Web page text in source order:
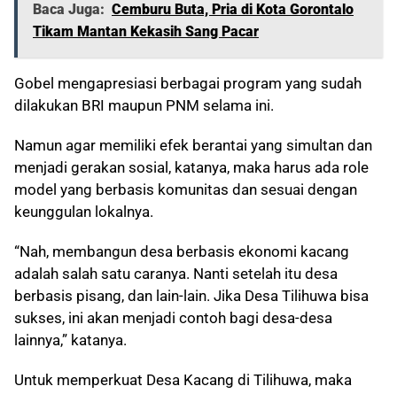
Baca Juga: Cemburu Buta, Pria di Kota Gorontalo
Tikam Mantan Kekasih Sang Pacar
Gobel mengapresiasi berbagai program yang sudah
dilakukan BRI maupun PNM selama ini.
Namun agar memiliki efek berantai yang simultan dan
menjadi gerakan sosial, katanya, maka harus ada role
model yang berbasis komunitas dan sesuai dengan
keunggulan lokalnya.
“Nah, membangun desa berbasis ekonomi kacang
adalah salah satu caranya. Nanti setelah itu desa
berbasis pisang, dan lain-lain. Jika Desa Tilihuwa bisa
sukses, ini akan menjadi contoh bagi desa-desa
lainnya,” katanya.
Untuk memperkuat Desa Kacang di Tilihuwa, maka